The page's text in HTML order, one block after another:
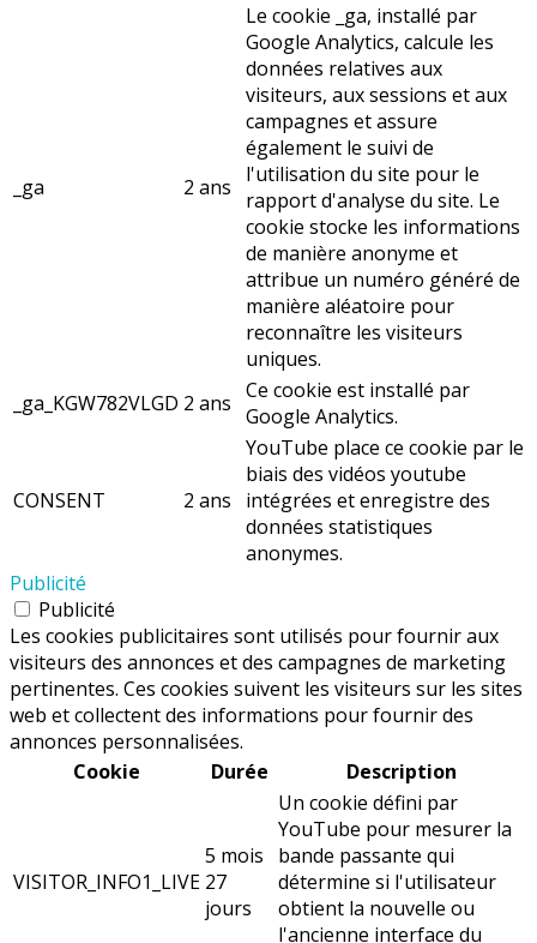
_ga 2 ans
Le cookie _ga, installé par
Google Analytics, calcule les
données relatives aux
visiteurs, aux sessions et aux
campagnes et assure
également le suivi de
l'utilisation du site pour le
rapport d'analyse du site. Le
cookie stocke les informations
de manière anonyme et
attribue un numéro généré de
manière aléatoire pour
reconnaître les visiteurs
uniques.
_ga_KGW782VLGD 2 ans Ce cookie est installé par
Google Analytics.
CONSENT 2 ans
YouTube place ce cookie par le
biais des vidéos youtube
intégrées et enregistre des
données statistiques
anonymes.
Publicité
Publicité
Les cookies publicitaires sont utilisés pour fournir aux
visiteurs des annonces et des campagnes de marketing
pertinentes. Ces cookies suivent les visiteurs sur les sites
web et collectent des informations pour fournir des
annonces personnalisées.
Cookie
Durée Description
VISITOR_INFO1_LIVE
5 mois
27
jours
Un cookie défini par
YouTube pour mesurer la
bande passante qui
détermine si l'utilisateur
obtient la nouvelle ou
l'ancienne interface du